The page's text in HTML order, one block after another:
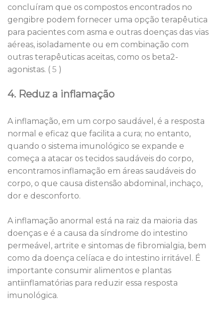
concluíram que os compostos encontrados no
gengibre podem fornecer uma opção terapêutica
para pacientes com asma e outras doenças das vias
aéreas, isoladamente ou em combinação com
outras terapêuticas aceitas, como os beta2-
agonistas. ( 5 )
4. Reduz a inflamação
A inflamação, em um corpo saudável, é a resposta
normal e eficaz que facilita a cura; no entanto,
quando o sistema imunológico se expande e
começa a atacar os tecidos saudáveis ​​do corpo,
encontramos inflamação em áreas saudáveis ​​do
corpo, o que causa distensão abdominal, inchaço,
dor e desconforto.
A inflamação anormal está na raiz da maioria das
doenças e é a causa da síndrome do intestino
permeável, artrite e sintomas de fibromialgia, bem
como da doença celíaca e do intestino irritável. É
importante consumir alimentos e plantas
antiinflamatórias para reduzir essa resposta
imunológica.